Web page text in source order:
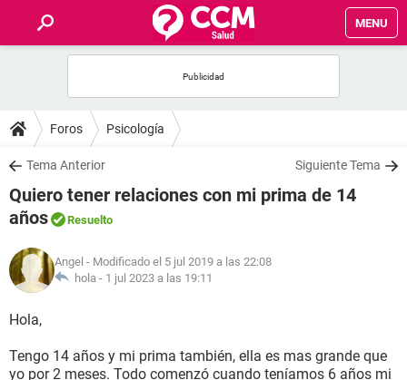
MENU
FOROS
SALUD
FAMILIA
NUTRICIÓN
SEXUALIDAD
Foros Psicología
Tema Anterior Siguiente Tema
Quiero tener relaciones con mi prima de 14
años
Resuelto
Angel - Modificado el 5 jul 2019 a las 22:08
hola - 1 jul 2023 a las 19:11
Hola,
Tengo 14 años y mi prima también, ella es mas grande que
yo por 2 meses. Todo comenzó cuando teníamos 6 años mi